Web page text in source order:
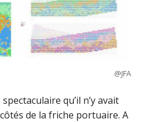
@JFA
qu’il n’y avait
de la friche portuaire. A